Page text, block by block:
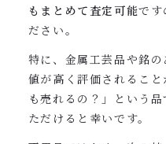
もまとめて査定可能です
ださい。
特に、金属工芸品や銘
値が高く評価されるこ
も売れるの？」という
ただけると幸いです。